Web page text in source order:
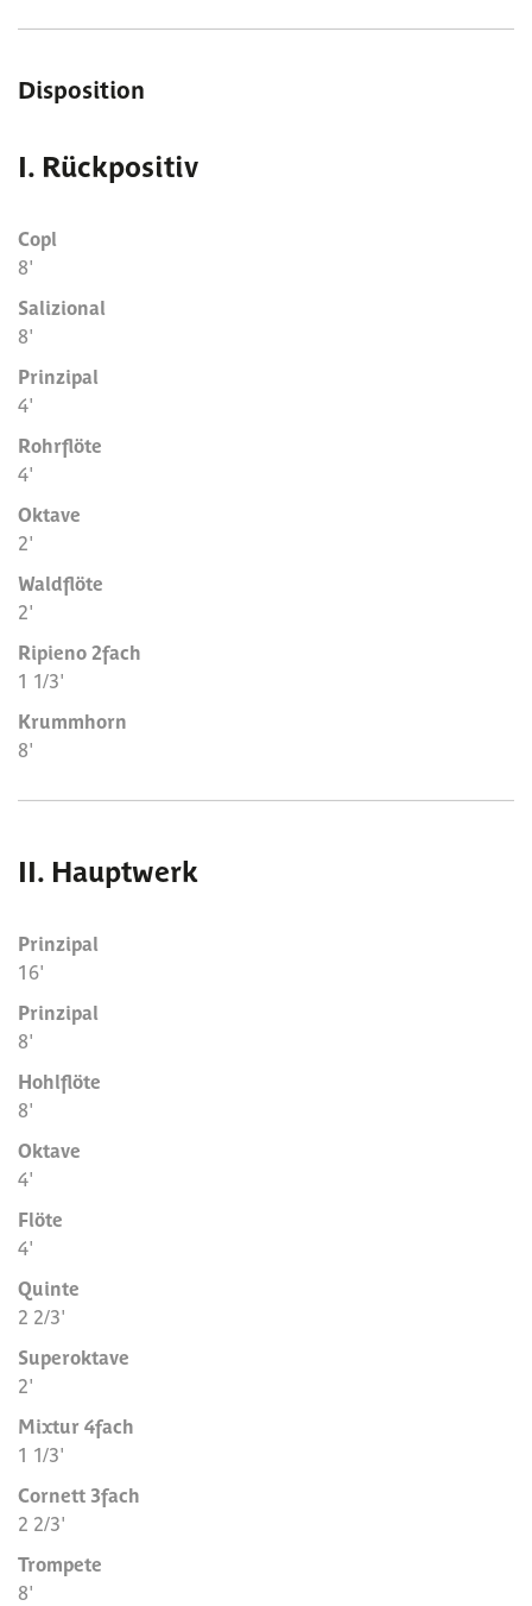
Disposition
I. Rückpositiv
Copl
8'
Salizional
8'
Prinzipal
4'
Rohrflöte
4'
Oktave
2'
Waldflöte
2'
Ripieno 2fach
1 1/3'
Krummhorn
8'
II. Hauptwerk
Prinzipal
16'
Prinzipal
8'
Hohlflöte
8'
Oktave
4'
Flöte
4'
Quinte
2 2/3'
Superoktave
2'
Mixtur 4fach
1 1/3'
Cornett 3fach
2 2/3'
Trompete
8'